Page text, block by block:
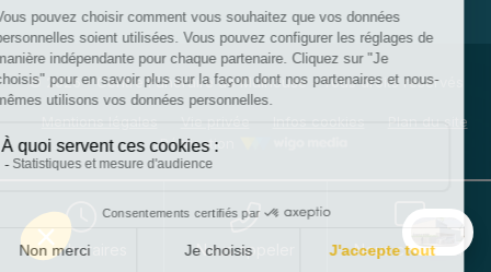
Nos horaires Nous appeler Nous contacter
© 2026 - Centre Funéraire de Mulhouse - Tous droits réservés
Plan du site
Réalisation